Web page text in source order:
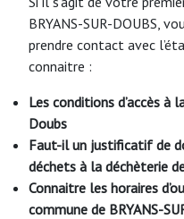
BRYANS-SUR-DOUBS,
prendre contact avec
connaitre :
Les conditions d’accès à
Doubs
Faut-il un justificatif de
déchets à la déchèterie
Connaitre les horaires
commune de BRYANS-